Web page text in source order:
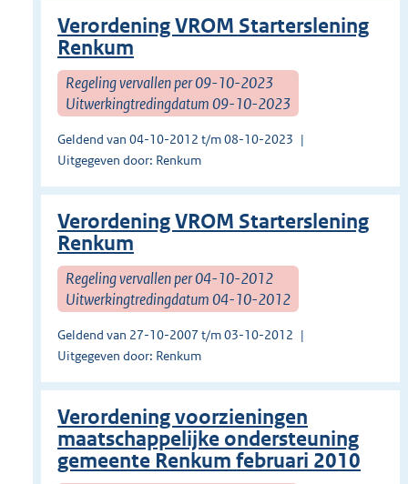
Verordening VROM Starterslening
Renkum
Regeling vervallen per 09-10-2023
Uitwerkingtredingdatum 09-10-2023
Geldend van 04-10-2012 t/m 08-10-2023
Uitgegeven door: Renkum
Verordening VROM Starterslening
Renkum
Regeling vervallen per 04-10-2012
Uitwerkingtredingdatum 04-10-2012
Geldend van 27-10-2007 t/m 03-10-2012
Uitgegeven door: Renkum
Verordening voorzieningen
maatschappelijke ondersteuning
gemeente Renkum februari 2010